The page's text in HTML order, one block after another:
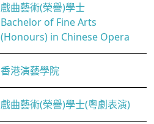
戲曲藝術(榮譽)學士
Bachelor of Fine Arts
(Honours) in Chinese Opera
香港演藝學院
戲曲藝術(榮譽)學士(粵劇表演)